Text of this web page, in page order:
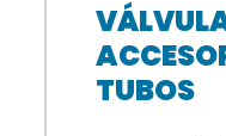
TUBOS